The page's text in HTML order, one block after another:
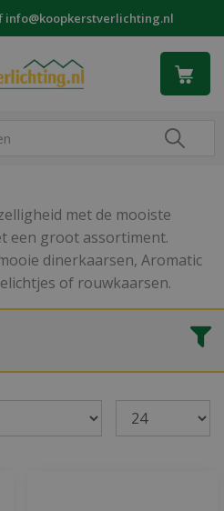
info@koopkerstverlichting.nl
met de mooiste
een groot assortiment.
dinerkaarsen, Aromatic
of rouwkaarsen.